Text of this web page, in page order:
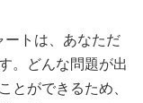
ートは、あなただ
。どんな問題が出
とができるため、